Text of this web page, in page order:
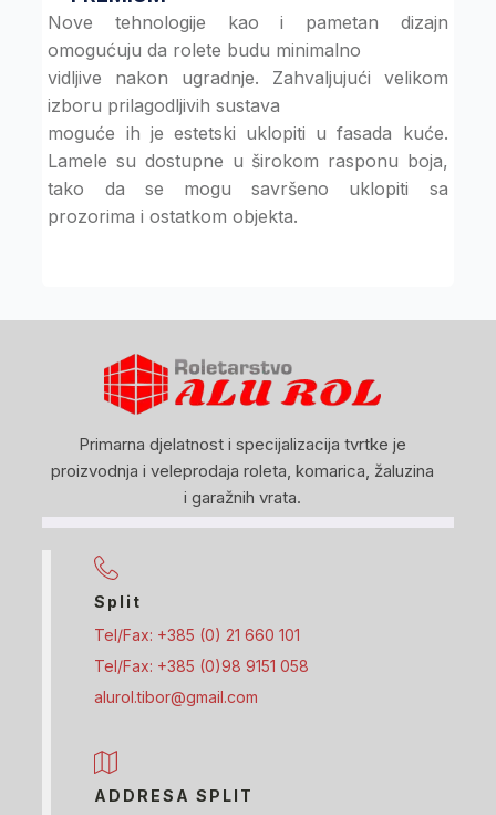
Nove tehnologije kao i pametan dizajn
omogućuju da rolete budu minimalno
vidljive nakon ugradnje. Zahvaljujući velikom
izboru prilagodljivih sustava
moguće ih je estetski uklopiti u fasada kuće.
Lamele su dostupne u širokom rasponu boja,
tako da se mogu savršeno uklopiti sa
prozorima i ostatkom objekta.
Primarna djelatnost i specijalizacija tvrtke je
proizvodnja i veleprodaja roleta, komarica, žaluzina
i garažnih vrata.
Split
Tel/Fax: +385 (0) 21 660 101
Tel/Fax: +385 (0)98 9151 058
alurol.tibor@gmail.com
ADDRESA SPLIT